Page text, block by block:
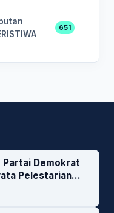
651
Partai Demokrat
Pelestarian